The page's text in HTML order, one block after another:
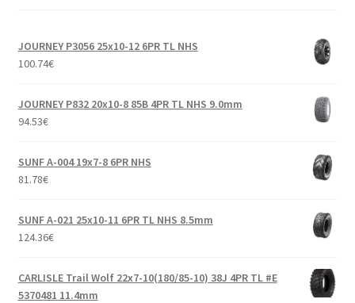
JOURNEY P3056 25x10-12 6PR TL NHS
100.74€
JOURNEY P832 20x10-8 85B 4PR TL NHS 9.0mm
94.53€
SUNF A-004 19x7-8 6PR NHS
81.78€
SUNF A-021 25x10-11 6PR TL NHS 8.5mm
124.36€
CARLISLE Trail Wolf 22x7-10(180/85-10) 38J 4PR TL #E
5370481 11.4mm